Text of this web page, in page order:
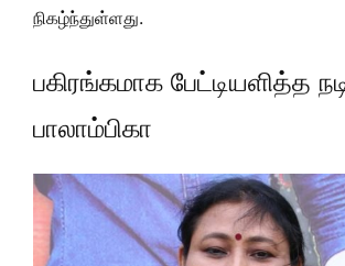
நிகழ்ந்துள்ளது.
பகிரங்கமாக பேட்டியளித்த
பாலாம்பிகா